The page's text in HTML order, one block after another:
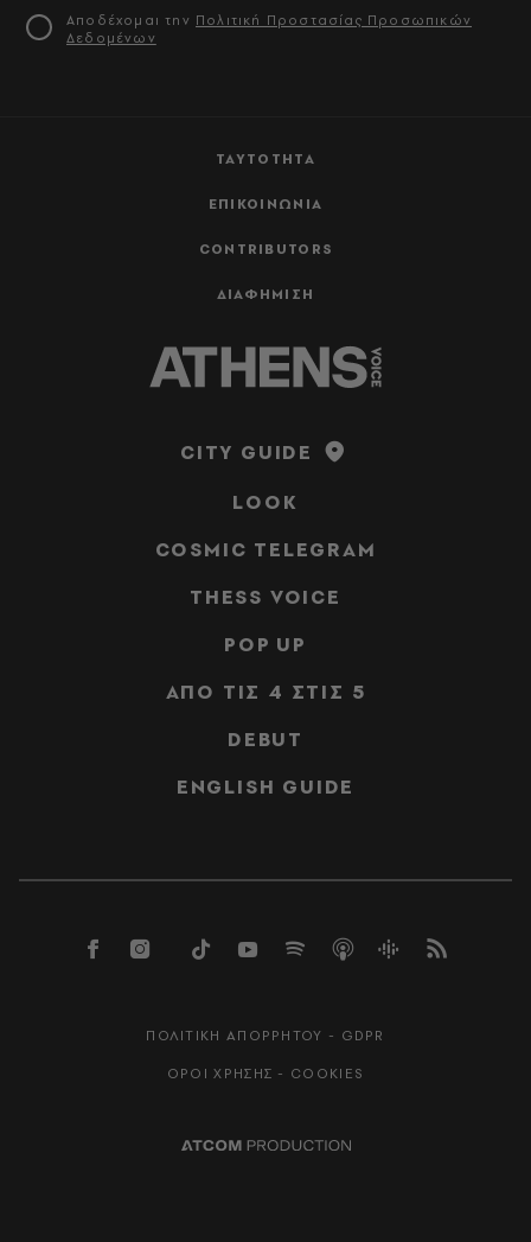
ΤΑΥΤΟΤΗΤΑ
ΕΠΙΚΟΙΝΩΝΙΑ
CONTRIBUTORS
ΔΙΑΦΗΜΙΣΗ
Αποδέχομαι την Πολιτική Προστασίας Προσωπικών
Δεδομένων
CITY GUIDE
LOOK
COSMIC TELEGRAM
THESS VOICE
POP UP
ΑΠΟ ΤΙΣ 4 ΣΤΙΣ 5
DEBUT
ENGLISH GUIDE
ΠΟΛΙΤΙΚΗ ΑΠΟΡΡΗΤΟΥ - GDPR
ΟΡΟΙ ΧΡΗΣΗΣ - COOKIES